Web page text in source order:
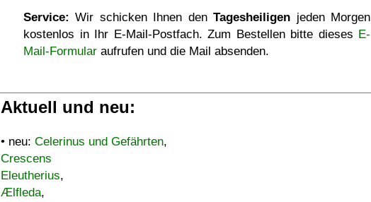
Service: Wir schicken Ihnen denTagesheiligen jeden Morgen
kostenlos in Ihr E-Mail-Postfach. Zum Bestellen bitte dieses E-
Mail-Formular aufrufen und die Mail absenden.
Aktuell und neu:
• neu: Celerinus und Gefährten,
Crescens
Eleutherius,
Ælfleda,